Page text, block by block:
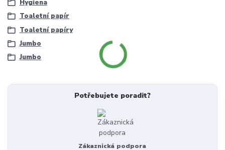
Hygiena
Toaletní papír
Toaletní papíry
Jumbo
Jumbo
Potřebujete poradit?
Zákaznická podpora